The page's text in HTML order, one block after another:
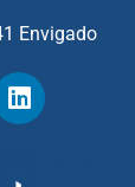
Envigado